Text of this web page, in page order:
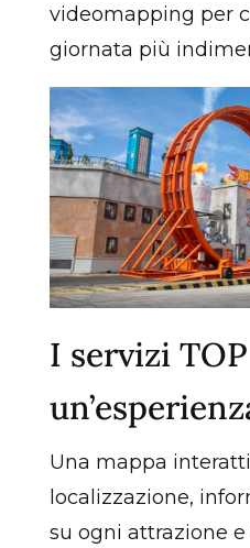
videomapping per
giornata più
I servizi
Una mappa
localizzazione,
su ogni attrazione